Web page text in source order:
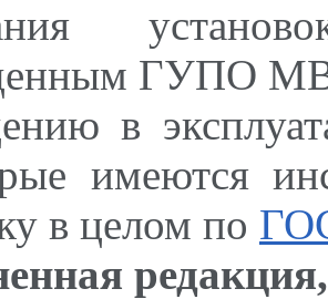
ГУПО
в
имеются
в целом по